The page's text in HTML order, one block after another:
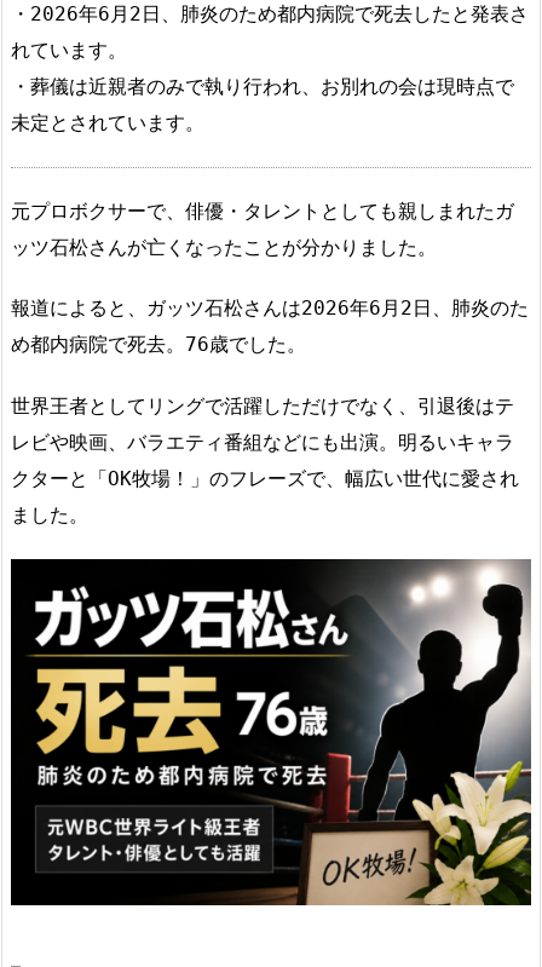
・2026年6月2日、肺炎のため都内病院で死去したと発表さ
れています。
・葬儀は近親者のみで執り行われ、お別れの会は現時点で
未定とされています。
元プロボクサーで、俳優・タレントとしても親しまれたガ
ッツ石松さんが亡くなったことが分かりました。
報道によると、ガッツ石松さんは2026年6月2日、肺炎のた
め都内病院で死去。76歳でした。
世界王者としてリングで活躍しただけでなく、引退後はテ
レビや映画、バラエティ番組などにも出演。明るいキャラ
クターと「OK牧場！」のフレーズで、幅広い世代に愛され
ました。